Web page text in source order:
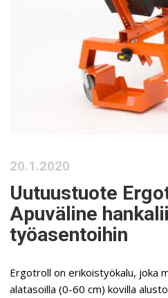
20.1.2020
Uutuustuote
Apuväline
työasentoihin
Ergotroll on erikoistyökalu, joka
alatasoilla (0-60 cm) kovilla